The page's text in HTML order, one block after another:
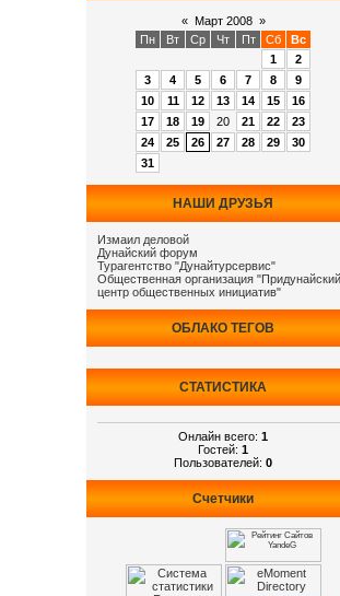
« Март 2008 »
Пн
Вт Ср Чт Пт Сб
Вс
1
2
3
4 5 6 7 8
9
10
11 12 13 14 15
16
17
18 19 20 21 22
23
24
25 26 27 28 29
30
31
НАШИ ДРУЗЬЯ
Измаил деловой
Дунайский форум
Турагентство "Дунайтурсервис"
Общественная организация "Придунайский
центр общественных инициатив"
ОБЛАКО ТЕГОВ
СТАТИСТИКА
Онлайн всего: 1
Гостей: 1
Пользователей: 0
Счетчики